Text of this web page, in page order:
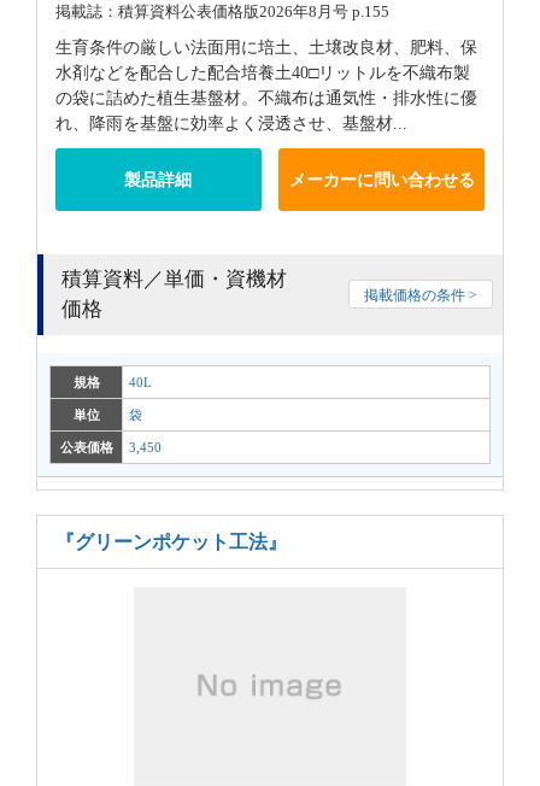
掲載誌：積算資料公表価格版2026年8月号 p.155
生育条件の厳しい法面用に培土、土壌改良材、肥料、保
水剤などを配合した配合培養土40□リットルを不織布製
の袋に詰めた植生基盤材。不織布は通気性・排水性に優
れ、降雨を基盤に効率よく浸透させ、基盤材...
製品詳細 メーカーに問い合わせる
積算資料／単価・資機材
価格
掲載価格の条件 >
規格 40L
単位 袋
公表価格 3,450
『グリーンポケット工法』